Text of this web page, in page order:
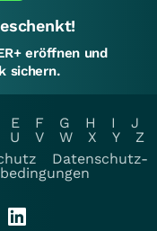
eröffnen und
sichern.
E F G H I
J
U V W X Y
Z
Datenschutz-